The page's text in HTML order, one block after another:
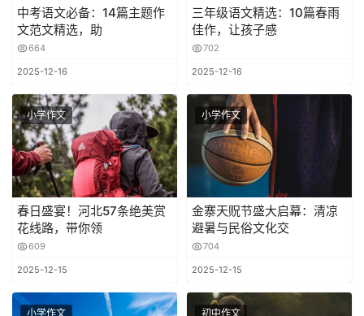
中考语文必备：14篇主题作
文范文精选，助
664
2025-12-16
三年级语文精选：10篇春雨
佳作，让孩子感
702
2025-12-16
小学作文
春日盛宴！河北57条绝美赏
花线路，带你领
609
2025-12-15
小学作文
金寨天贶节盛大启幕：清凉
避暑与民俗文化交
704
2025-12-15
小学作文 初中作文